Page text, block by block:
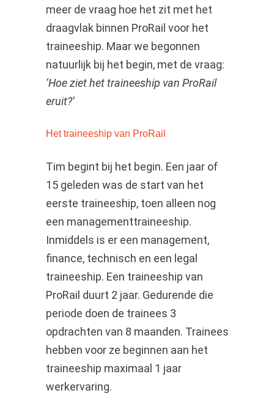
meer de vraag hoe het zit met het
draagvlak binnen ProRail voor het
traineeship. Maar we begonnen
natuurlijk bij het begin, met de vraag:
‘Hoe ziet het traineeship van ProRail
eruit?’
Het traineeship van ProRail
Tim begint bij het begin. Een jaar of
15 geleden was de start van het
eerste traineeship, toen alleen nog
een managementtraineeship.
Inmiddels is er een management,
finance, technisch en een legal
traineeship. Een traineeship van
ProRail duurt 2 jaar. Gedurende die
periode doen de trainees 3
opdrachten van 8 maanden. Trainees
hebben voor ze beginnen aan het
traineeship maximaal 1 jaar
werkervaring.